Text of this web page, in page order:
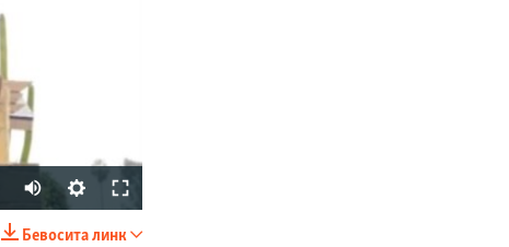
Auto
Бевосита линк